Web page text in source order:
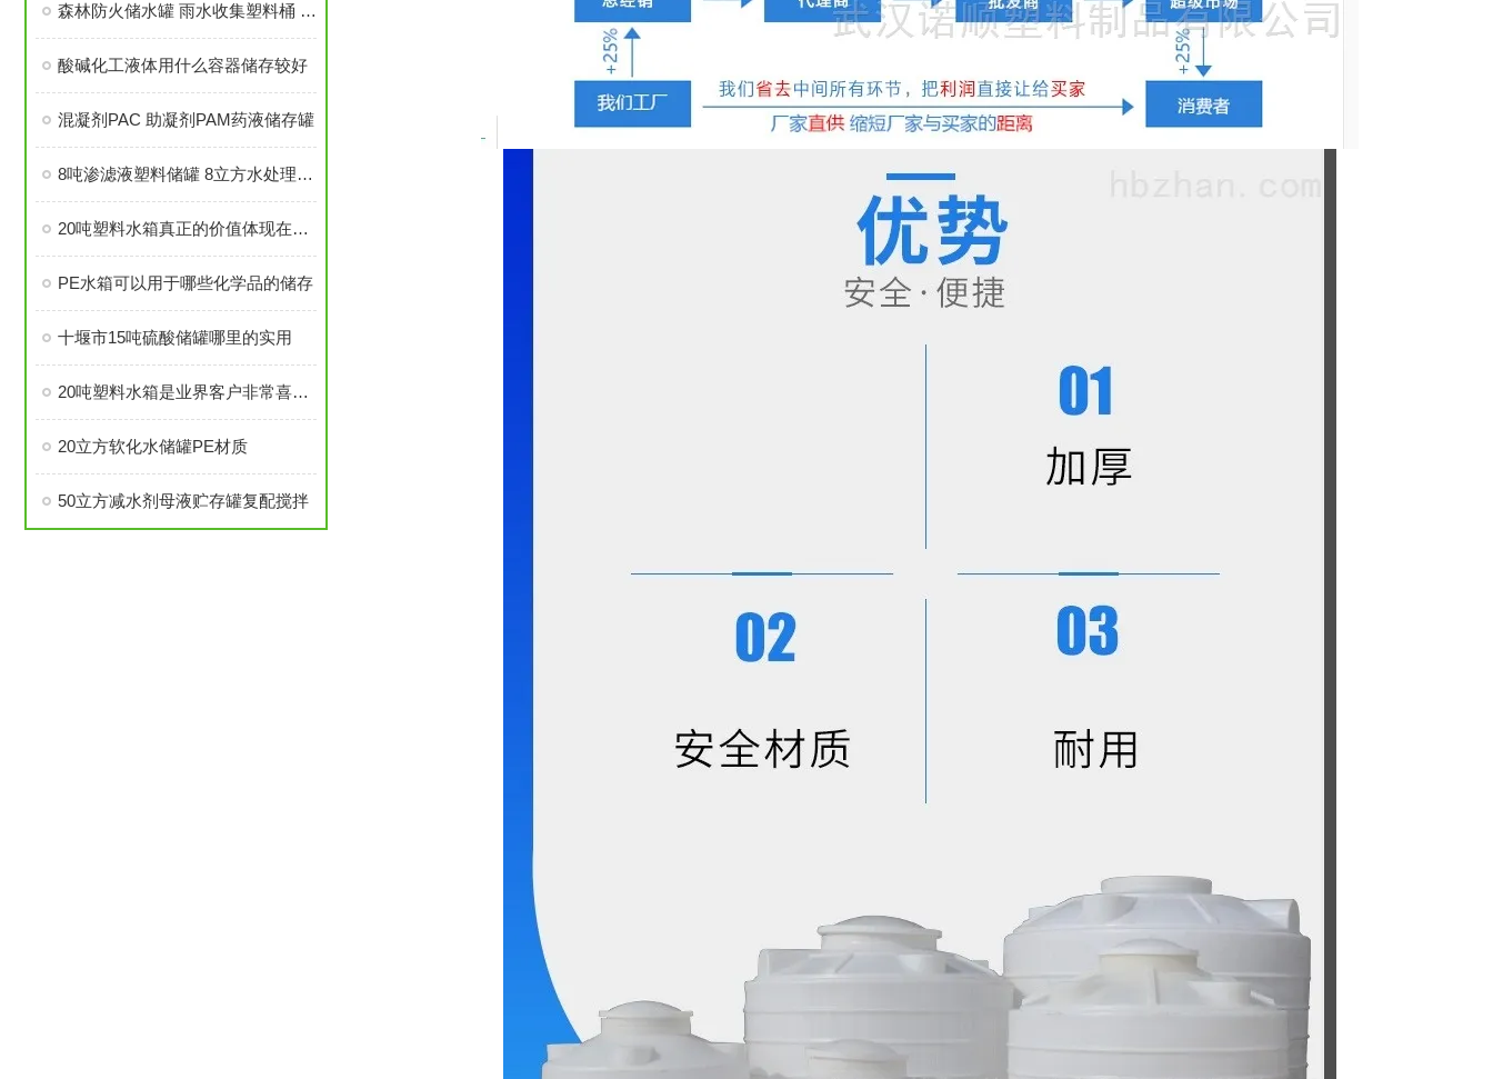
森林防火储水罐 雨水收集塑料桶 蓝色10立方
酸碱化工液体用什么容器储存较好
混凝剂PAC 助凝剂PAM药液储存罐
8吨渗滤液塑料储罐 8立方水处理塑料储水罐 滚塑成型全新料
20吨塑料水箱真正的价值体现在哪里？
PE水箱可以用于哪些化学品的储存
十堰市15吨硫酸储罐哪里的实用
20吨塑料水箱是业界客户非常喜欢的理想水和液体储存容器
20立方软化水储罐PE材质
50立方减水剂母液贮存罐复配搅拌